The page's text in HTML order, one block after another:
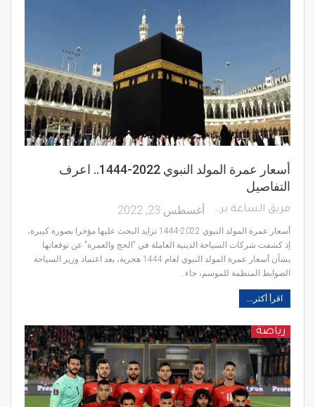
أسعار عمرة المولد النبوي 2022-1444.. اعرف
التفاصيل
فريق الساعة برس أغسطس 23, 2022
أسعار عمرة المولد النبوي 2022-1444 تزايد البحث عليها مؤخرا بصورة كبيرة،
إذ كشفت شركات السياحة الدينية العاملة في "الحج والعمرة" عن توقعاتها
بشأن أسعار عمرة المولد النبوي لعام 1444 هجرية، بعد اعتماد وزير السياحة
الضوابط المنظمة للموسم، جاء…
اقرأ أكثر...
رياضة